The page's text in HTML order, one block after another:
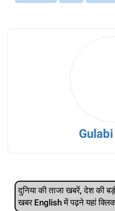
दुनिया की ताजा खबरें, देश की
खबर English में पढ़ने यहां